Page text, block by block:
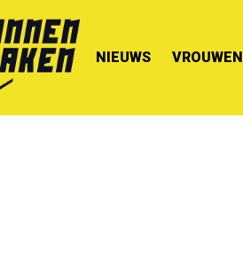
NIEUWS VROUWEN